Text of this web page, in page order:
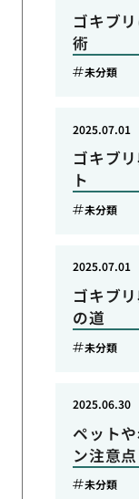
ゴキブ
術
未分類
ゴキブ
ト
2025.07.01
未分類
ゴキブ
の道
2025.07.01
未分類
ペット
ン注意点
2025.06.30
未分類